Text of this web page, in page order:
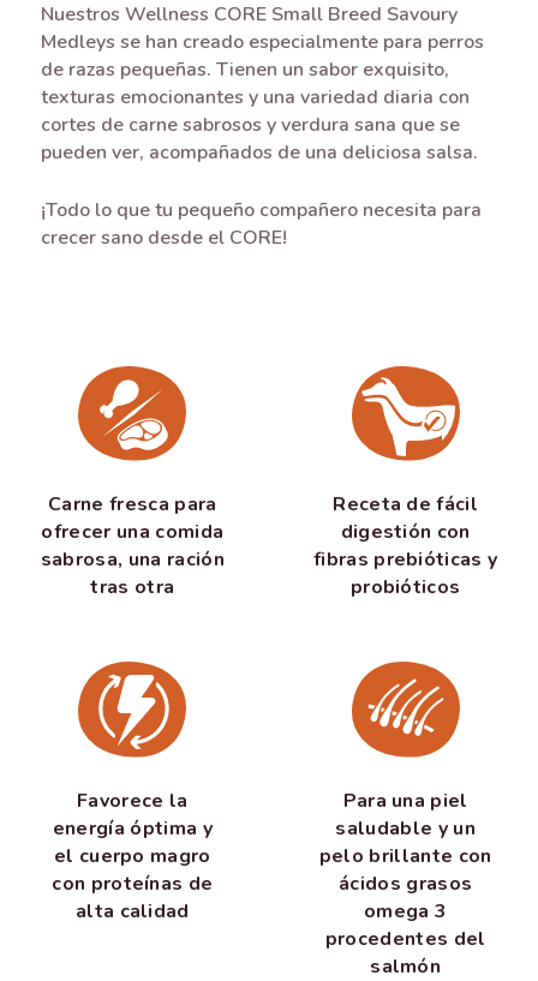
Nuestros Wellness CORE Small Breed Savoury
Medleys se han creado especialmente para perros
de razas pequeñas. Tienen un sabor exquisito,
texturas emocionantes y una variedad diaria con
cortes de carne sabrosos y verdura sana que se
pueden ver, acompañados de una deliciosa salsa.
¡Todo lo que tu pequeño compañero necesita para
crecer sano desde el CORE!
Carne fresca para
ofrecer una comida
sabrosa, una ración
tras otra
Receta de fácil
digestión con
fibras prebióticas y
probióticos
Favorece la
energía óptima y
el cuerpo magro
con proteínas de
alta calidad
Para una piel
saludable y un
pelo brillante con
ácidos grasos
omega 3
procedentes del
salmón